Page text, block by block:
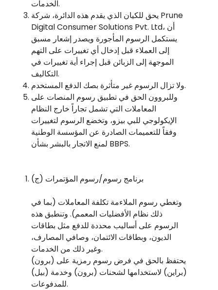
الخدمات.
يحق للكيان الذي يقدم هذه الدائرة، شركة Prune
Digital Consumer Solutions Pvt. Ltd، أن
يستكمل الرسوم المأجورة ويصدر إشعار مسبق
إلى العملاء قبل إدخال أي تغييرات على التهم
الموجهة إلى الزبائن قبل إجراء أية تغييرات في
التكاليف.
ولا تزال الرسوم غير متأثرة بصك الدفع المستخدم.
وللبروون الحق في تطبيق رسوم المنصات على
المعاملات التي تشمل تجاراً خارج النظام
الإيكولوجي للبي بيزو، وتخضع الرسوم لتغييرات
وفقاً للتعميمات الصادرة عن المؤسسة الوطنية
لمنع الاتجار بالبشر بشأن BBPS.
(ج) برنامج رسوم/رسوم المؤتمرات
وتغطي رسوم الملاءمة تكلفة المعاملات (بما في
ذلك نظام الأفضليات المعمم). وتنطبق هذه
الرسوم على أساليب محددة للدفع مثل بطاقات
الديون، وبطاقات الائتمان، وصافي المصارف،
وغير ذلك من الخدمات.
(برون) يحتفظ بالحق في فرض رسوم رمزية على
(براين) لاستخدامها لشحنات (برون) وخدمة (بيل)
للمدفوعات.